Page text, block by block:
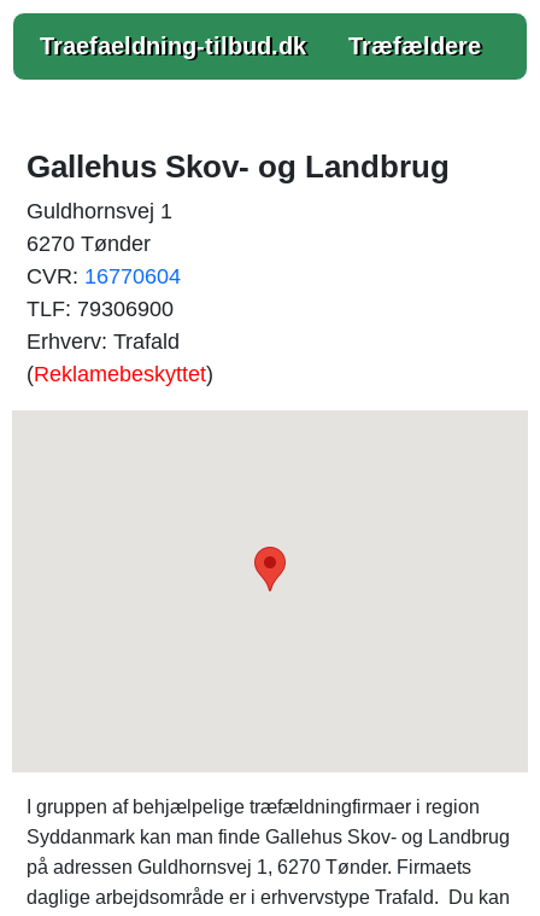
Traefaeldning-tilbud.dk Træfældere
Gallehus Skov- og Landbrug
Guldhornsvej 1
6270 Tønder
CVR: 16770604
TLF: 79306900
Erhverv: Trafald
(Reklamebeskyttet)
I gruppen af behjælpelige træfældningfirmaer i region
Syddanmark kan man finde Gallehus Skov- og Landbrug
på adressen Guldhornsvej 1, 6270 Tønder. Firmaets
daglige arbejdsområde er i erhvervstype Trafald. Du kan